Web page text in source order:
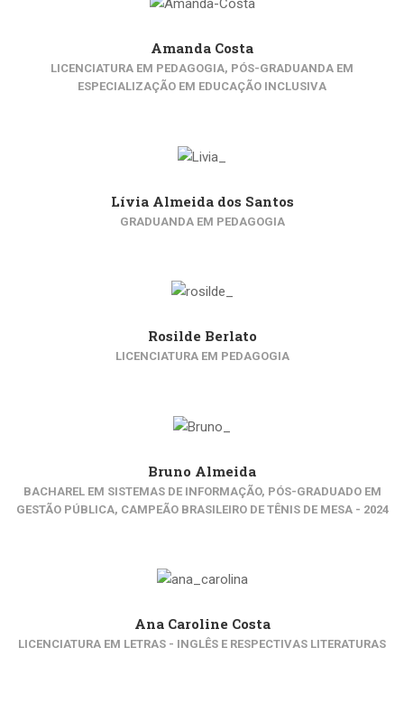
Amanda Costa
LICENCIATURA EM PEDAGOGIA, PÓS-GRADUANDA EM
ESPECIALIZAÇÃO EM EDUCAÇÃO INCLUSIVA
Lívia Almeida dos Santos
GRADUANDA EM PEDAGOGIA
Rosilde Berlato
LICENCIATURA EM PEDAGOGIA
Bruno Almeida
BACHAREL EM SISTEMAS DE INFORMAÇÃO, PÓS-GRADUADO EM
GESTÃO PÚBLICA, CAMPEÃO BRASILEIRO DE TÊNIS DE MESA - 2024
Ana Caroline Costa
LICENCIATURA EM LETRAS - INGLÊS E RESPECTIVAS LITERATURAS